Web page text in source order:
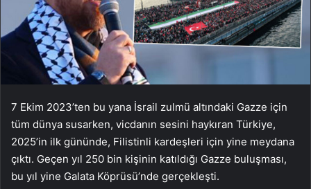
7 Ekim 2023’ten bu yana İsrail zulmü altındaki Gazze için
tüm dünya susarken, vicdanın sesini haykıran Türkiye,
2025’in ilk gününde, Filistinli kardeşleri için yine meydana
çıktı. Geçen yıl 250 bin kişinin katıldığı Gazze buluşması,
bu yıl yine Galata Köprüsü’nde gerçekleşti.